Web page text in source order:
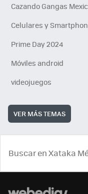
Cazando Gangas
Celulares y
Prime Day 2024
Móviles android
videojuegos
VER MÁS TEMAS